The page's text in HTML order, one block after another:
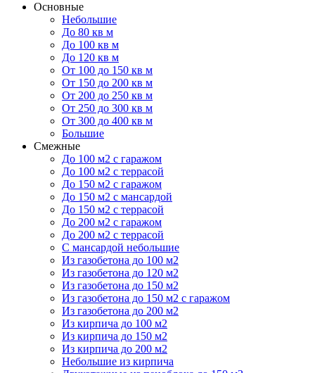
Основные
Небольшие
До 80 кв м
До 100 кв м
До 120 кв м
От 100 до 150 кв м
От 150 до 200 кв м
От 200 до 250 кв м
От 250 до 300 кв м
От 300 до 400 кв м
Большие
Смежные
До 100 м2 с гаражом
До 100 м2 с террасой
До 150 м2 с гаражом
До 150 м2 с мансардой
До 150 м2 с террасой
До 200 м2 с гаражом
До 200 м2 с террасой
С мансардой небольшие
Из газобетона до 100 м2
Из газобетона до 120 м2
Из газобетона до 150 м2
Из газобетона до 150 м2 с гаражом
Из газобетона до 200 м2
Из кирпича до 100 м2
Из кирпича до 150 м2
Из кирпича до 200 м2
Небольшие из кирпича